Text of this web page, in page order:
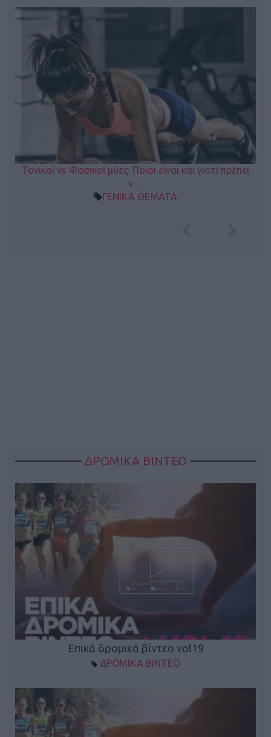
Τονικοί vs Φασικοί μύες: Ποιοι είναι και γιατί πρέπει
ν…
ΓΕΝΙΚΑ ΘΕΜΑΤΑ
ΔΡΟΜΙΚΑ ΒΙΝΤΕΟ
Επικά δρομικά βίντεο vol19
ΔΡΟΜΙΚΑ ΒΙΝΤΕΟ